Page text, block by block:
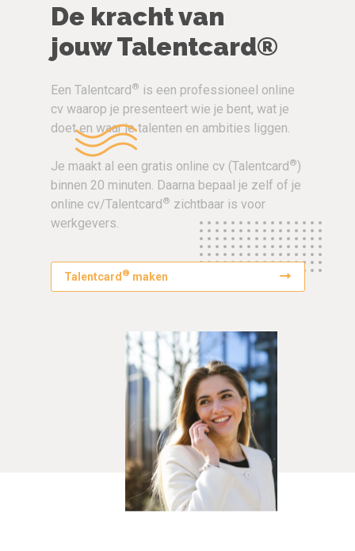
De kracht van
jouw Talentcard®
Een Talentcard® is een professioneel online
cv waarop je presenteert wie je bent, wat je
doet en waar je talenten en ambities liggen.
Je maakt al een gratis online cv (Talentcard®)
binnen 20 minuten. Daarna bepaal je zelf of je
online cv/Talentcard® zichtbaar is voor
werkgevers.
Talentcard ® maken